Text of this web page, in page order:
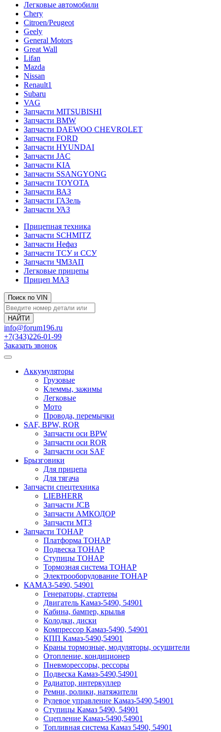
Легковые автомобили
Chery
Citroen/Peugeot
Geely
General Motors
Great Wall
Lifan
Mazda
Nissan
Renault1
Subaru
VAG
Запчасти MITSUBISHI
Запчасти BMW
Запчасти DAEWOO CHEVROLET
Запчасти FORD
Запчасти HYUNDAI
Запчасти JAC
Запчасти KIA
Запчасти SSANGYONG
Запчасти TOYOTA
Запчасти ВАЗ
Запчасти ГАЗель
Запчасти УАЗ
Прицепная техника
Запчасти SCHMITZ
Запчасти Нефаз
Запчасти ТСУ и ССУ
Запчасти ЧМЗАП
Легковые прицепы
Прицеп МАЗ
Поиск по VIN
info@forum196.ru
+7(343)226-01-99
Заказать звонок
Аккумуляторы
Грузовые
Клеммы, зажимы
Легковые
Мото
Провода, перемычки
SAF, BPW, ROR
Запчасти оси BPW
Запчасти оси ROR
Запчасти оси SAF
Брызговики
Для прицепа
Для тягача
Запчасти спецтехника
LIEBHERR
Запчасти JCB
Запчасти АМКОДОР
Запчасти МТЗ
Запчасти ТОНАР
Платформа ТОНАР
Подвеска ТОНАР
Ступицы ТОНАР
Тормозная система ТОНАР
Электрооборудование ТОНАР
КАМАЗ-5490, 54901
Генераторы, стартеры
Двигатель Камаз-5490, 54901
Кабина, бампер, крылья
Колодки, диски
Компрессор Камаз-5490, 54901
КПП Камаз-5490,54901
Краны тормозные, модуляторы, осушители
Отопление, кондиционер
Пневморессоры, рессоры
Подвеска Камаз-5490,54901
Радиатор, интеркуллер
Ремни, ролики, натяжители
Рулевое управление Камаз-5490,54901
Ступицы Камаз 5490, 54901
Сцепление Камаз-5490,54901
Топливная система Камаз 5490, 54901